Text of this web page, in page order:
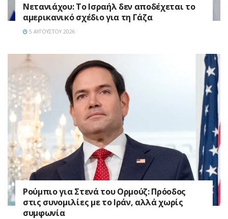
Νετανιάχου: Το Ισραήλ δεν αποδέχεται το
αμερικανικό σχέδιο για τη Γάζα
5 ΑΥΓΟΎΣΤΟΥ 2026
Ρούμπιο για Στενά του Ορμούζ: Πρόοδος
στις συνομιλίες με το Ιράν, αλλά χωρίς
συμφωνία